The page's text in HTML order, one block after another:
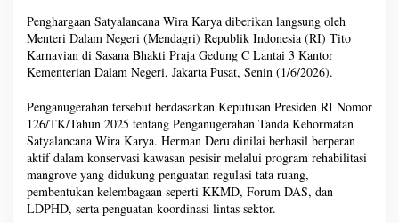
Penghargaan Satyalancana Wira Karya diberikan langsung oleh
Menteri Dalam Negeri (Mendagri) Republik Indonesia (RI) Tito
Karnavian di Sasana Bhakti Praja Gedung C Lantai 3 Kantor
Kementerian Dalam Negeri, Jakarta Pusat, Senin (1/6/2026).
Penganugerahan tersebut berdasarkan Keputusan Presiden RI Nomor
126/TK/Tahun 2025 tentang Penganugerahan Tanda Kehormatan
Satyalancana Wira Karya. Herman Deru dinilai berhasil berperan
aktif dalam konservasi kawasan pesisir melalui program rehabilitasi
mangrove yang didukung penguatan regulasi tata ruang,
pembentukan kelembagaan seperti KKMD, Forum DAS, dan
LDPHD, serta penguatan koordinasi lintas sektor.